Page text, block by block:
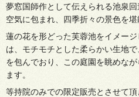
夢窓国師作として伝えられる池泉
空気に包まれ、四季折々の景色を堪
蓮の花を形どった芙蓉池をイメージ
は、モチモチとした柔らかい生地
を包んでおり、この庭園を眺めな
ます。
等持院のみでの限定販売とさせて頂